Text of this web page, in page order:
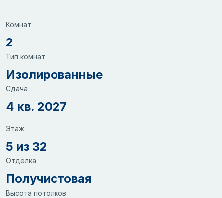
Комнат
2
Тип комнат
Изолированные
Сдача
4 кв. 2027
Этаж
5 из 32
Отделка
Получистовая
Высота потолков